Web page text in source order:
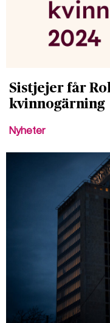
Sistjejer får
kvinnogärning
Nyheter